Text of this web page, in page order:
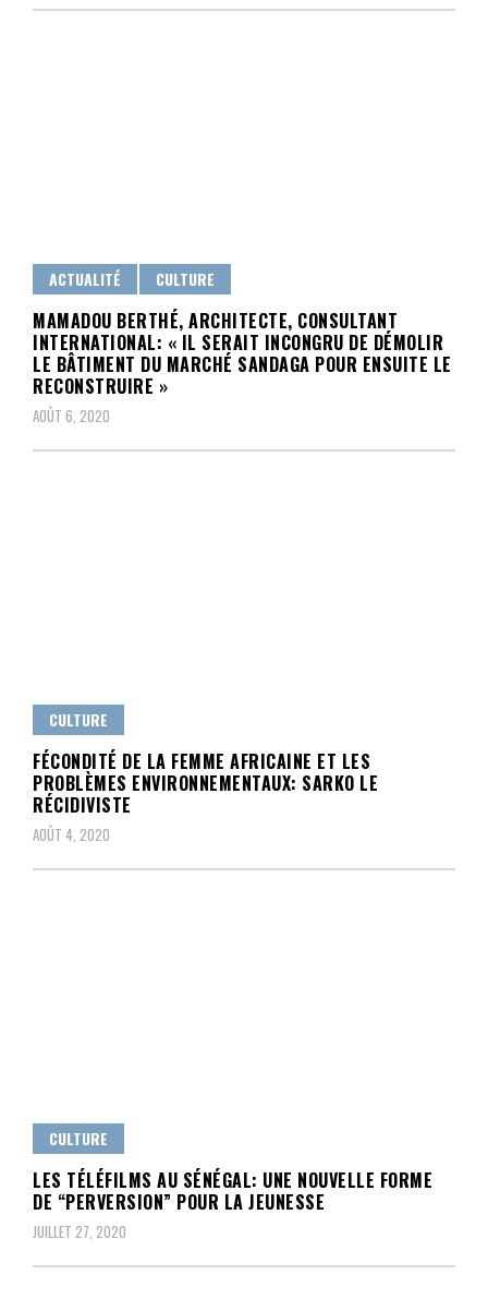
ACTUALITÉ CULTURE
MAMADOU BERTHÉ, ARCHITECTE, CONSULTANT
INTERNATIONAL: « IL SERAIT INCONGRU DE DÉMOLIR
LE BÂTIMENT DU MARCHÉ SANDAGA POUR ENSUITE LE
RECONSTRUIRE »
AOÛT 6, 2020
CULTURE
FÉCONDITÉ DE LA FEMME AFRICAINE ET LES
PROBLÈMES ENVIRONNEMENTAUX: SARKO LE
RÉCIDIVISTE
AOÛT 4, 2020
CULTURE
LES TÉLÉFILMS AU SÉNÉGAL: UNE NOUVELLE FORME
DE “PERVERSION” POUR LA JEUNESSE
JUILLET 27, 2020